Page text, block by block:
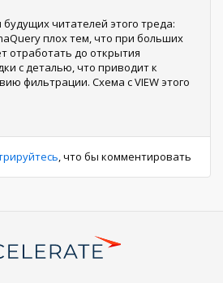
будущих читателей этого треда:
плох тем, что при больших
отработать до открытия
с деталью, что приводит к
фильтрации. Схема с VIEW этого
, что бы комментировать